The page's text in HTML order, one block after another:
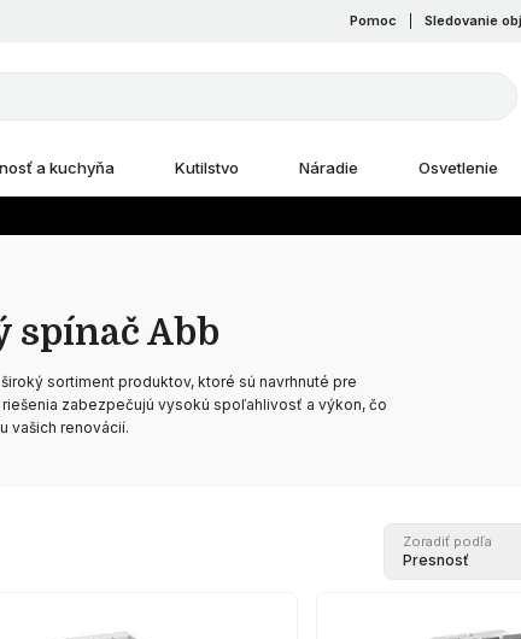
Pomoc Sledovanie
a kuchyňa Kutilstvo Náradie Osvetlenie
spínač Abb
sortiment produktov, ktoré sú navrhnuté pre
zabezpečujú vysokú spoľahlivosť a výkon, čo
vašich renovácií.
Zoradiť podľa
Presnosť